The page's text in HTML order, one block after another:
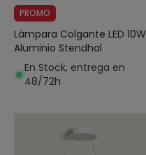
PROMO
Lámpara Colgante LED 10W
Aluminio Stendhal
En Stock, entrega en
48/72h